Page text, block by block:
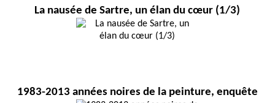
La nausée de Sartre, un élan du cœur (1/3)
1983-2013 années noires de la peinture, enquête